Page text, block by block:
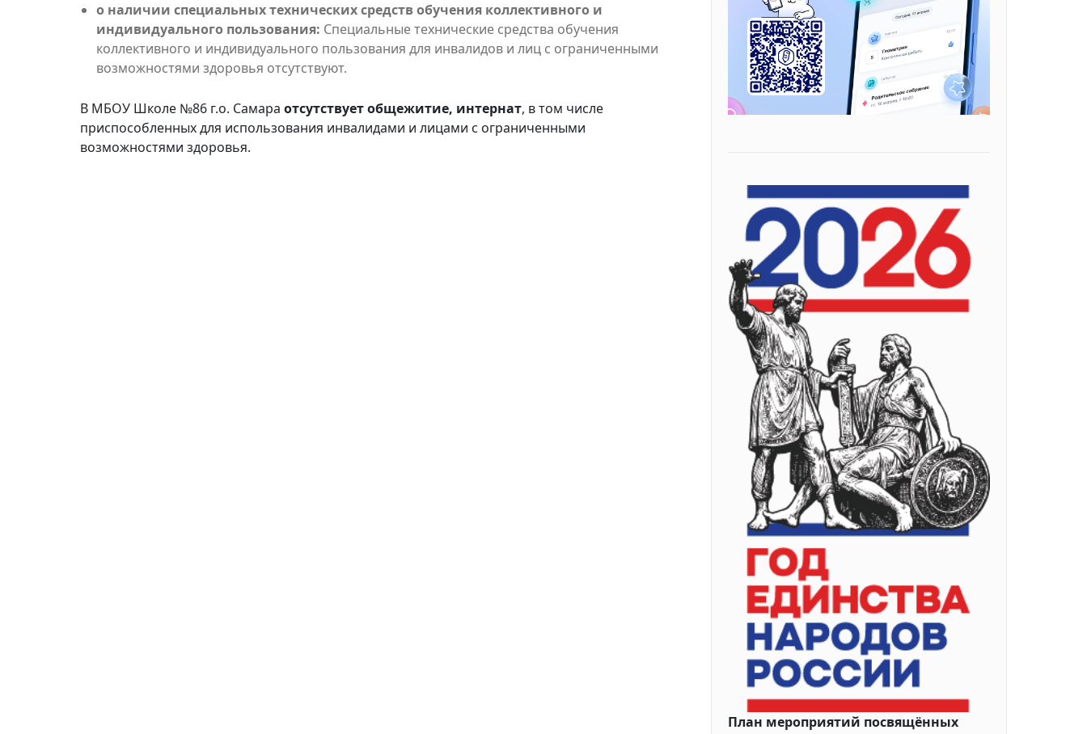
о наличии специальных технических средств обучения коллективного и
индивидуального пользования: Специальные технические средства обучения
коллективного и индивидуального пользования для инвалидов и лиц с ограниченными
возможностями здоровья отсутствуют.
В МБОУ Школе №86 г.о. Самара отсутствует общежитие, интернат, в том числе
приспособленных для использования инвалидами и лицами с ограниченными
возможностями здоровья.
План мероприятий посвящённых